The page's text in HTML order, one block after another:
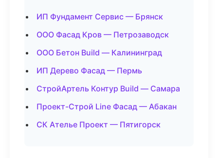
ИП Фундамент Сервис — Брянск
ООО Фасад Кров — Петрозаводск
ООО Бетон Build — Калининград
ИП Дерево Фасад — Пермь
СтройАртель Контур Build — Самара
Проект-Строй Line Фасад — Абакан
СК Ателье Проект — Пятигорск